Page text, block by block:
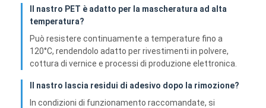
Circa noi
Giro della fabbrica
Contattici
Il nastro PET è adatto per la mascheratura ad alta
temperatura?
Può resistere continuamente a temperature fino a
120°C, rendendolo adatto per rivestimenti in polvere,
cottura di vernice e processi di produzione elettronica.
Il nastro lascia residui di adesivo dopo la rimozione?
In condizioni di funzionamento raccomandate, si